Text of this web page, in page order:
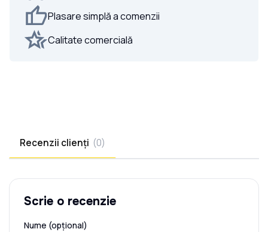
Plasare simplă a comenzii
Calitate comercială
Recenzii clienți (0)
Scrie o recenzie
Nume (opțional)